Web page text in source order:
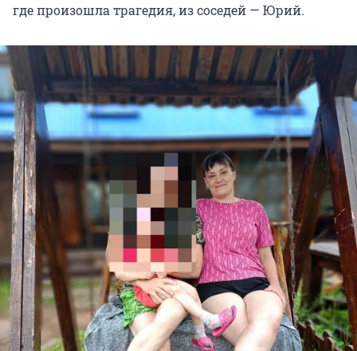
где произошла трагедия, из соседей — Юрий.